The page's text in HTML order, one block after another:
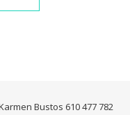
Bustos 610 477 782